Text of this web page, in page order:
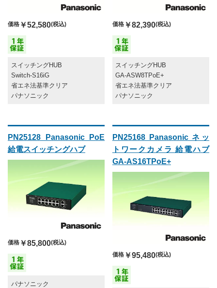
価格 ￥52,580(税込)
スイッチングHUB
Switch-S16iG
省エネ法基準クリア
パナソニック
価格￥82,390(税込)
スイッチングHUB
GA-ASW8TPoE+
省エネ法基準クリア
パナソニック
PN25128 Panasonic PoE
給電スイッチングハブ
価格 ￥85,800(税込)
パナソニック
PN25168 Panasonic ネッ
トワークカメラ 給電ハブ
GA-AS16TPoE+
価格￥95,480(税込)